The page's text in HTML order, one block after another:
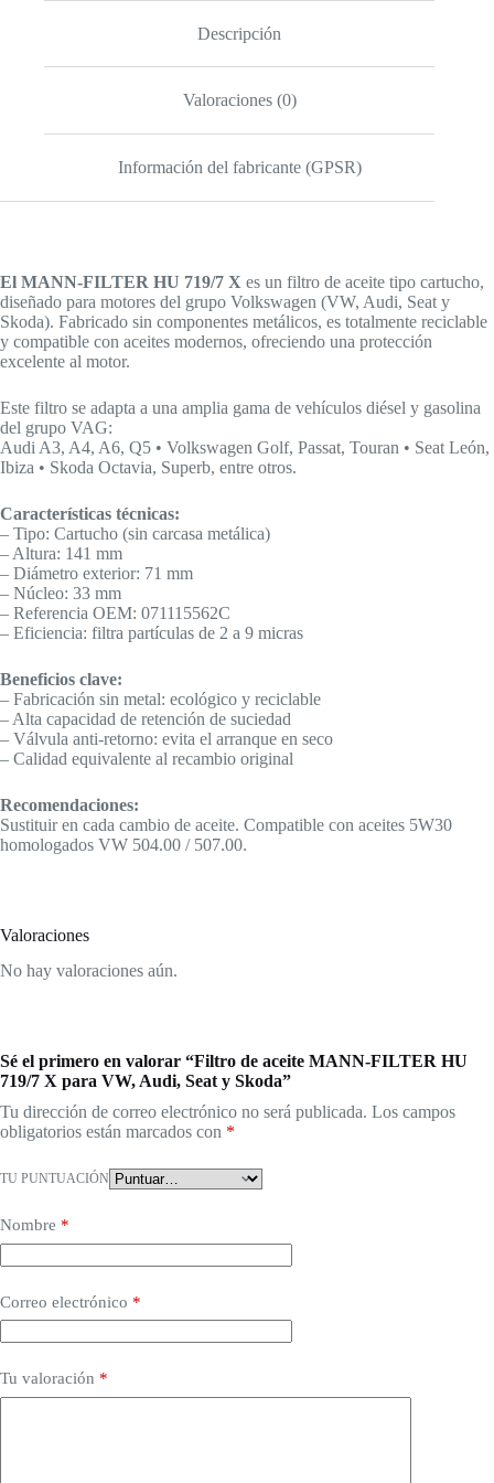
Descripción
Valoraciones (0)
Información del fabricante (GPSR)
El MANN-FILTER HU 719/7 X es un filtro de aceite tipo cartucho,
diseñado para motores del grupo Volkswagen (VW, Audi, Seat y
Skoda). Fabricado sin componentes metálicos, es totalmente reciclable
y compatible con aceites modernos, ofreciendo una protección
excelente al motor.
Este filtro se adapta a una amplia gama de vehículos diésel y gasolina
del grupo VAG:
Audi A3, A4, A6, Q5 • Volkswagen Golf, Passat, Touran • Seat León,
Ibiza • Skoda Octavia, Superb, entre otros.
Características técnicas:
– Tipo: Cartucho (sin carcasa metálica)
– Altura: 141 mm
– Diámetro exterior: 71 mm
– Núcleo: 33 mm
– Referencia OEM: 071115562C
– Eficiencia: filtra partículas de 2 a 9 micras
Beneficios clave:
– Fabricación sin metal: ecológico y reciclable
– Alta capacidad de retención de suciedad
– Válvula anti-retorno: evita el arranque en seco
– Calidad equivalente al recambio original
Recomendaciones:
Sustituir en cada cambio de aceite. Compatible con aceites 5W30
homologados VW 504.00 / 507.00.
Valoraciones
No hay valoraciones aún.
Sé el primero en valorar “Filtro de aceite MANN-FILTER HU
719/7 X para VW, Audi, Seat y Skoda”
Tu dirección de correo electrónico no será publicada. Los campos
obligatorios están marcados con *
TU PUNTUACIÓN
Nombre *
Correo electrónico *
Tu valoración *